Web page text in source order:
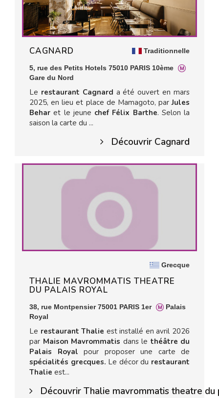
Traditionnelle
CAGNARD
5, rue des Petits Hotels 75010 PARIS 10ème
Gare du Nord
Le restaurant Cagnard a été ouvert en mars
2025, en lieu et place de Mamagoto, parJules
Beharet le jeune chef Félix Barthe. Selon la
saison la carte du ...
Découvrir Cagnard
Grecque
THALIE MAVROMMATIS THEATRE
DU PALAIS ROYAL
38, rue Montpensier 75001 PARIS 1er
Palais
Royal
Le restaurant Thalie est installé en avril 2026
par Maison Mavrommatis dans le théâtre du
Palais Royal pour proposer une carte de
spécialités grecques. Le décor du restaurant
Thalie est...
Découvrir Thalie mavrommatis theatre du